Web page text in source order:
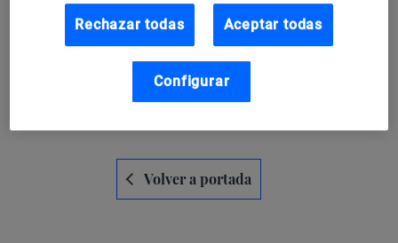
cómputo?
Aunque la computación cuántica se suele ver como un
privilegio, por sus costos y dificultades logísticas, es una
candidata para la nube.
Navegación Volver a portada
Rechazar todas Aceptar todas
Configurar